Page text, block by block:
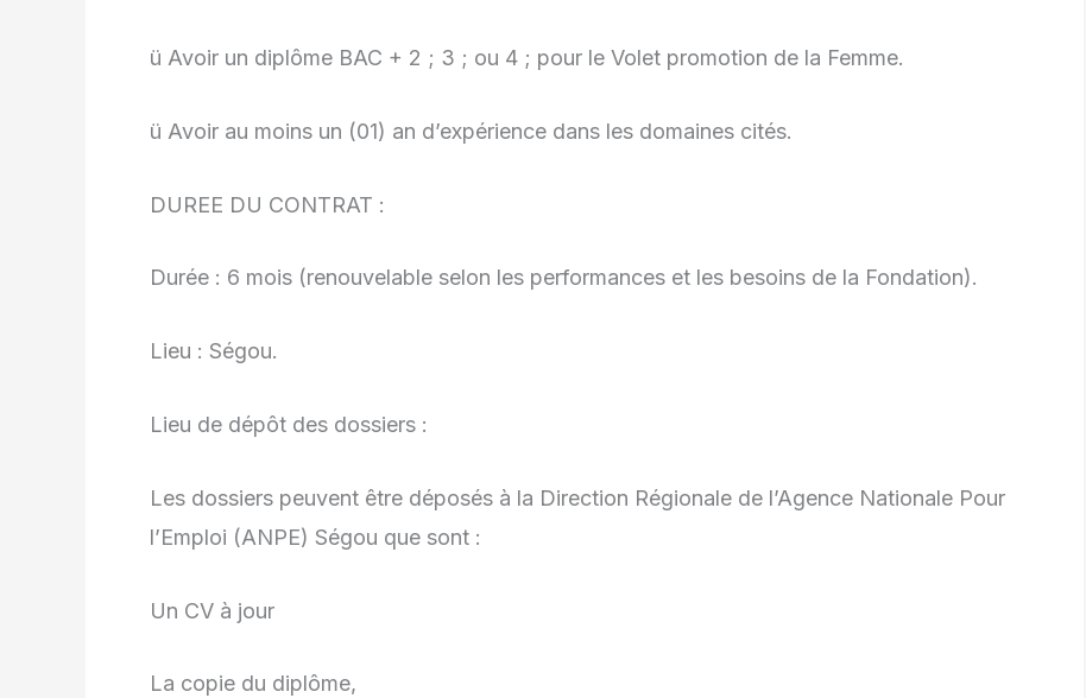
ü Avoir un diplôme BAC + 2 ; 3 ; ou 4 ; pour le Volet promotion de la Femme.
ü Avoir au moins un (01) an d’expérience dans les domaines cités.
DUREE DU CONTRAT :
Durée : 6 mois (renouvelable selon les performances et les besoins de la Fondation).
Lieu : Ségou.
Lieu de dépôt des dossiers :
Les dossiers peuvent être déposés à la Direction Régionale de l’Agence Nationale Pour
l’Emploi (ANPE) Ségou que sont :
Un CV à jour
La copie du diplôme,